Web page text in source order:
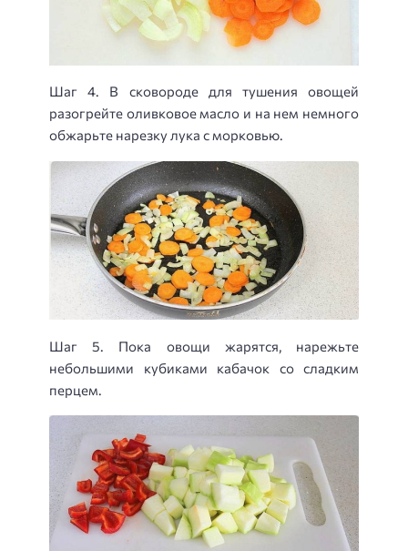
Шаг 4. В сковороде для тушения овощей
разогрейте оливковое масло и на нем немного
обжарьте нарезку лука с морковью.
Шаг 5. Пока овощи жарятся, нарежьте
небольшими кубиками кабачок со сладким
перцем.